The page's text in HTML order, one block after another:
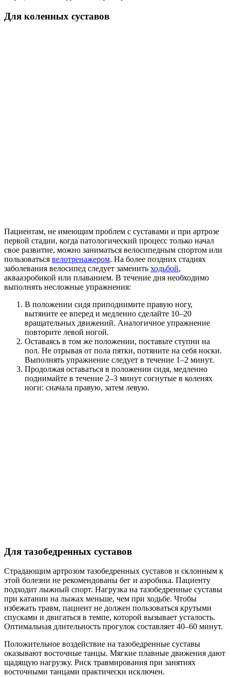
Для коленных суставов
Пациентам, не имеющим проблем с суставами и при артрозе
первой стадии, когда патологический процесс только начал
свое развитие, можно заниматься велосипедным спортом или
пользоваться велотренажером. На более поздних стадиях
заболевания велосипед следует заменить ходьбой,
аквааэробикой или плаванием. В течение дня необходимо
выполнять несложные упражнения:
В положении сидя приподнимите правую ногу,
вытяните ее вперед и медленно сделайте 10–20
вращательных движений. Аналогичное упражнение
повторите левой ногой.
Оставаясь в том же положении, поставьте ступни на
пол. Не отрывая от пола пятки, потяните на себя носки.
Выполнять упражнение следует в течение 1–2 минут.
Продолжая оставаться в положении сидя, медленно
поднимайте в течение 2–3 минут согнутые в коленях
ноги: сначала правую, затем левую.
Для тазобедренных суставов
Страдающим артрозом тазобедренных суставов и склонным к
этой болезни не рекомендованы бег и аэробика. Пациенту
подходит лыжный спорт. Нагрузка на тазобедренные суставы
при катании на лыжах меньше, чем при ходьбе. Чтобы
избежать травм, пациент не должен пользоваться крутыми
спусками и двигаться в темпе, которой вызывает усталость.
Оптимальная длительность прогулок составляет 40–60 минут.
Положительное воздействие на тазобедренные суставы
оказывают восточные танцы. Мягкие плавные движения дают
щадящую нагрузку. Риск травмирования при занятиях
восточными танцами практически исключен.